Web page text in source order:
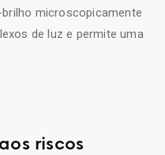
microscopicamente
de luz e permite uma
riscos